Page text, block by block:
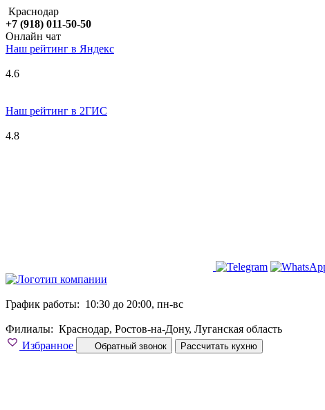
Краснодар
+7 (918) 011-50-50
Онлайн чат
Наш рейтинг в Яндекс
4.6
Наш рейтинг в 2ГИС
4.8
График работы: 10:30 до 20:00, пн-вс
Филиалы: Краснодар, Ростов-на-Дону, Луганская область
Избранное
Обратный звонок Рассчитать кухню